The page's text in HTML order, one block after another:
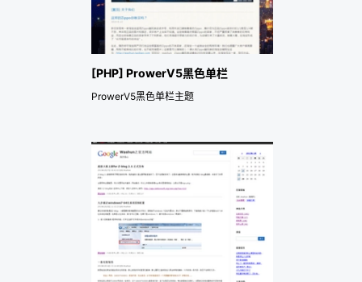
[PHP] ProwerV5黑色单栏
ProwerV5黑色单栏主题